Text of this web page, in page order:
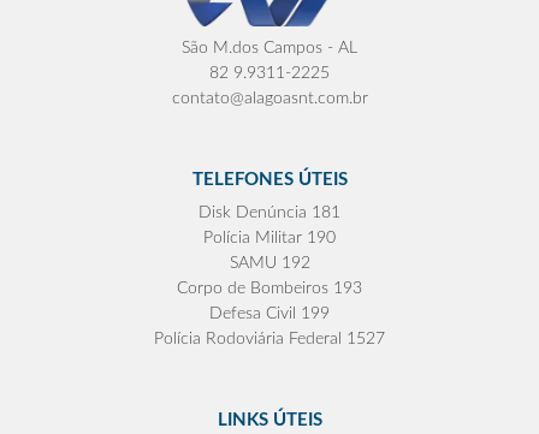
São M.dos Campos - AL
82 9.9311-2225
contato@alagoasnt.com.br
TELEFONES ÚTEIS
Disk Denúncia 181
Polícia Militar 190
SAMU 192
Corpo de Bombeiros 193
Defesa Civil 199
Polícia Rodoviária Federal 1527
LINKS ÚTEIS